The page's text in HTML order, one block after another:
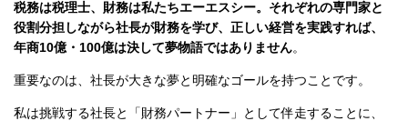
税務は税理士、財務は私たちエーエスシー。それぞれの専門家と
役割分担しながら社長が財務を学び、正しい経営を実践すれば、
年商10億・100億は決して夢物語ではありません。
重要なのは、社長が大きな夢と明確なゴールを持つことです。
私は挑戦する社長と「財務パートナー」として伴走することに、